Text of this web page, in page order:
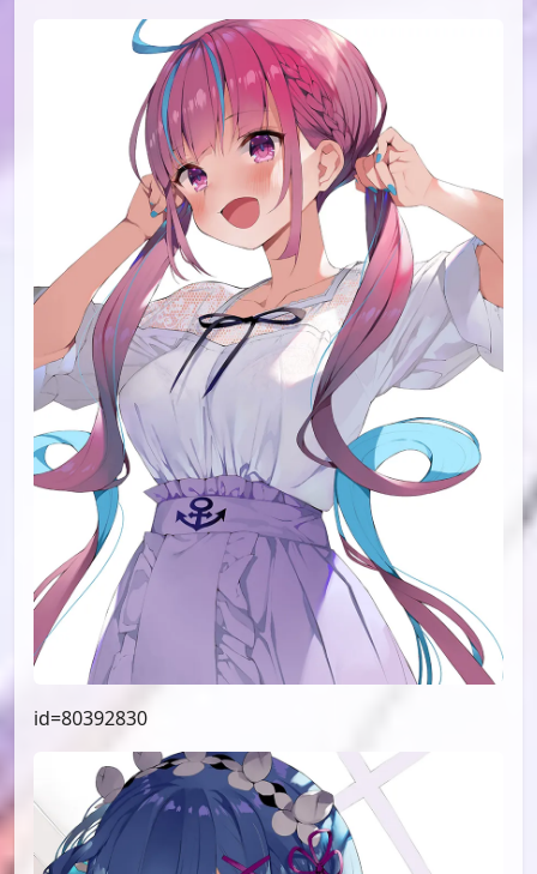
id=80392830